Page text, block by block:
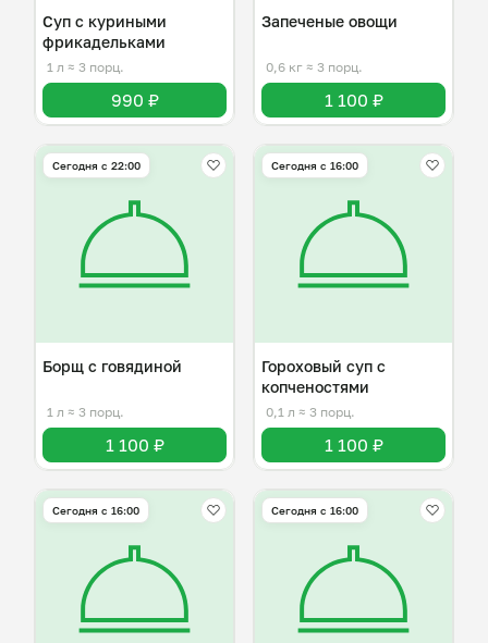
Суп с куриными
фрикадельками
1 л ≈ 3 порц.
990 ₽
Запеченые овощи
0,6 кг ≈ 3 порц.
1 100 ₽
Сегодня с 22:00
Борщ с говядиной
1 л ≈ 3 порц.
1 100 ₽
Сегодня с 16:00
Гороховый суп с
копченостями
0,1 л ≈ 3 порц.
1 100 ₽
Сегодня с 16:00 Сегодня с 16:00